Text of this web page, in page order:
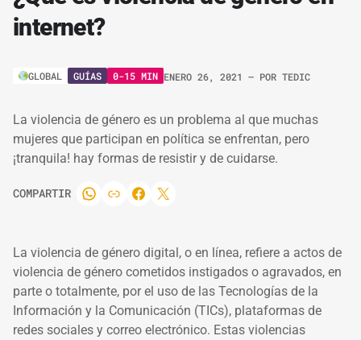
internet?
GLOBAL GUÍAS 0-15 MIN ENERO 26, 2021 – POR TEDIC
La violencia de género es un problema al que muchas
mujeres que participan en política se enfrentan, pero
¡tranquila! hay formas de resistir y de cuidarse.
COMPARTIR
La violencia de género digital, o en línea, refiere a actos de
violencia de género cometidos instigados o agravados, en
parte o totalmente, por el uso de las Tecnologías de la
Información y la Comunicación (TICs), plataformas de
redes sociales y correo electrónico. Estas violencias